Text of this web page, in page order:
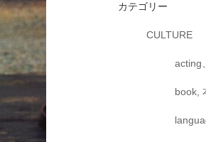
カテゴリー
CULTURE
acting
book,